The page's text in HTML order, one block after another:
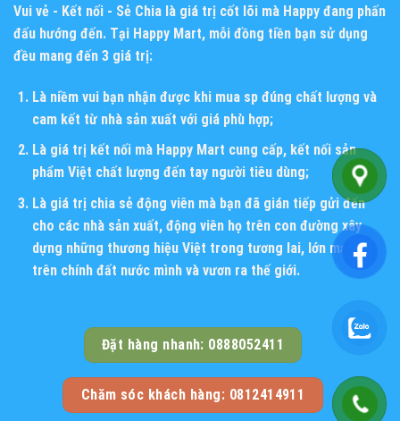
Vui vẻ - Kết nối - Sẻ Chia là giá trị cốt lõi mà Happy đang phấn
đấu hướng đến. Tại Happy Mart, mỗi đồng tiền bạn sử dụng
đều mang đến 3 giá trị:
Là niềm vui bạn nhận được khi mua sp đúng chất lượng và
cam kết từ nhà sản xuất với giá phù hợp;
Là giá trị kết nối mà Happy Mart cung cấp, kết nối sản
phẩm Việt chất lượng đến tay người tiêu dùng;
Là giá trị chia sẻ động viên mà bạn đã gián tiếp gửi đến
cho các nhà sản xuất, động viên họ trên con đường xây
dựng những thương hiệu Việt trong tương lai, lớn mạnh
trên chính đất nước mình và vươn ra thế giới.
Đặt hàng nhanh: 0888052411
Chăm sóc khách hàng: 0812414911